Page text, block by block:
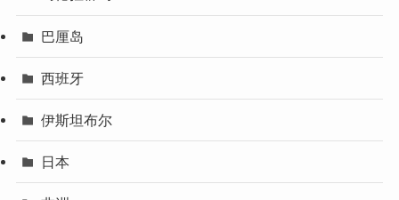
巴厘岛
西班牙
伊斯坦布尔
日本